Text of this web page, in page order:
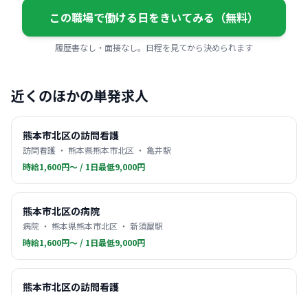
この職場で働ける日をきいてみる（無料）
履歴書なし・面接なし。日程を見てから決められます
近くのほかの単発求人
熊本市北区の訪問看護
訪問看護 ・ 熊本県熊本市北区 ・ 亀井駅
時給1,600円〜 / 1日最低9,000円
熊本市北区の病院
病院 ・ 熊本県熊本市北区 ・ 新須屋駅
時給1,600円〜 / 1日最低9,000円
熊本市北区の訪問看護